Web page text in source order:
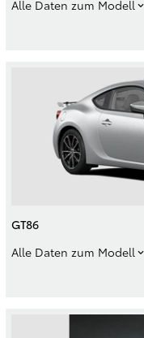
Alle Daten zum Modell
GT86
Alle Daten zum Modell